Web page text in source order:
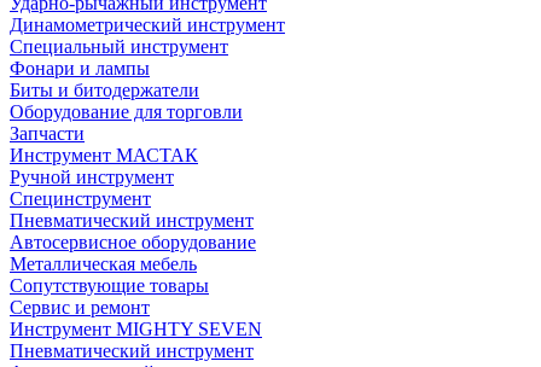
Динамометрический инструмент
Специальный инструмент
Фонари и лампы
Биты и битодержатели
Оборудование для торговли
Запчасти
Инструмент МАСТАК
Ручной инструмент
Специнструмент
Пневматический инструмент
Автосервисное оборудование
Металлическая мебель
Сопутствующие товары
Сервис и ремонт
Инструмент MIGHTY SEVEN
Пневматический инструмент